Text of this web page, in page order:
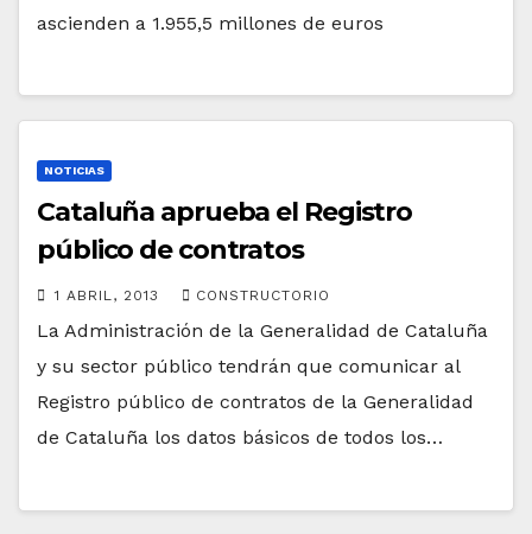
ascienden a 1.955,5 millones de euros
NOTICIAS
Cataluña aprueba el Registro
público de contratos
1 ABRIL, 2013 CONSTRUCTORIO
La Administración de la Generalidad de Cataluña
y su sector público tendrán que comunicar al
Registro público de contratos de la Generalidad
de Cataluña los datos básicos de todos los…